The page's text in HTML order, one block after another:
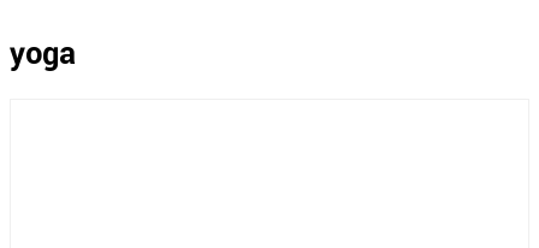
yoga